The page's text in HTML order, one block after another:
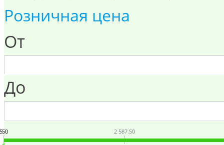
Розничная цена
От
До
2 587.50